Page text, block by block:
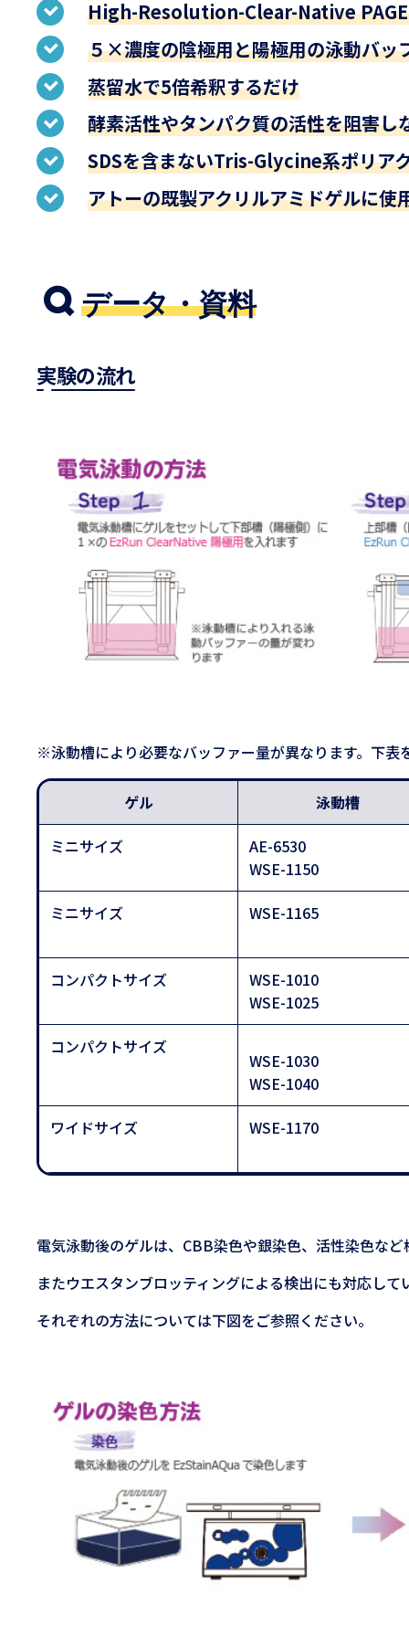
High-Resolution-Clear-Native PAGE
５×濃度の陰極用と陽極用の泳動バッ
蒸留水で5倍希釈するだけ
酵素活性やタンパク質の活性を阻害し
SDSを含まないTris-Glycine系ポリア
アトーの既製アクリルアミドゲルに使
データ・資料
実験の流れ
※泳動槽により必要なバッファー量が異なります。下表
ゲル
泳動槽
ミニサイズ
AE-6530
WSE-1150
ミニサイズ
WSE-1165
コンパクトサイズ
WSE-1010
WSE-1025
コンパクトサイズ
WSE-1030
WSE-1040
ワイドサイズ
WSE-1170
電気泳動後のゲルは、CBB染色や銀染色、活性染色な
またウエスタンブロッティングによる検出にも対応して
それぞれの方法については下図をご参照ください。